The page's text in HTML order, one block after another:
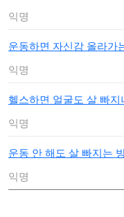
익명
운동하면 자신감 올라가
익명
헬스하면 얼굴도 살 빠지
익명
운동 안 해도 살 빠지는
익명